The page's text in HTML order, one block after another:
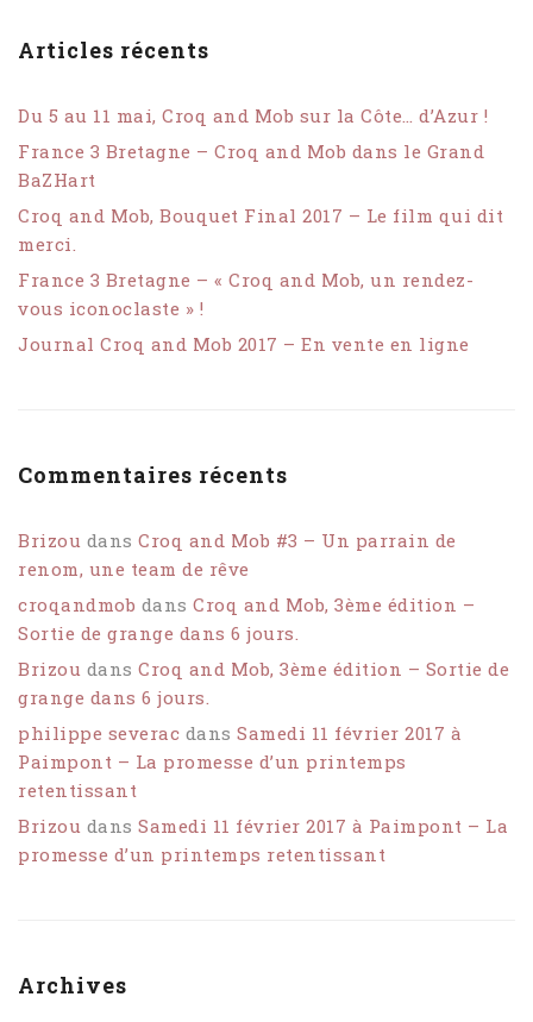
Articles récents
Du 5 au 11 mai, Croq and Mob sur la Côte… d’Azur !
France 3 Bretagne – Croq and Mob dans le Grand
BaZHart
Croq and Mob, Bouquet Final 2017 – Le film qui dit
merci.
France 3 Bretagne – « Croq and Mob, un rendez-
vous iconoclaste » !
Journal Croq and Mob 2017 – En vente en ligne
Commentaires récents
Brizou dans Croq and Mob #3 – Un parrain de
renom, une team de rêve
croqandmob dans Croq and Mob, 3ème édition –
Sortie de grange dans 6 jours.
Brizou dans Croq and Mob, 3ème édition – Sortie de
grange dans 6 jours.
philippe severac dans Samedi 11 février 2017 à
Paimpont – La promesse d’un printemps
retentissant
Brizou dans Samedi 11 février 2017 à Paimpont – La
promesse d’un printemps retentissant
Archives